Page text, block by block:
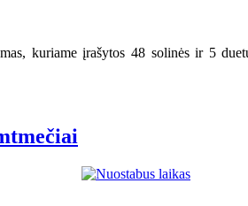
kuriame įrašytos 48 solinės ir 5